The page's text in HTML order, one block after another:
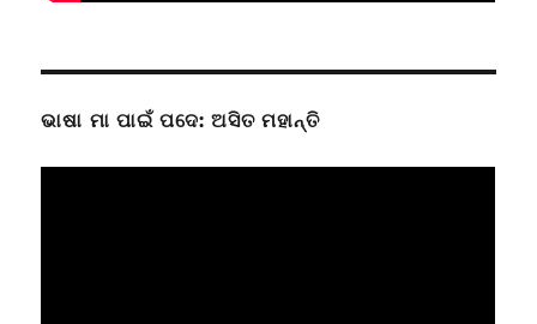
ଭାଷା ମା ପାଇଁ ପଦେ: ଅସିତ ମହାନ୍ତି